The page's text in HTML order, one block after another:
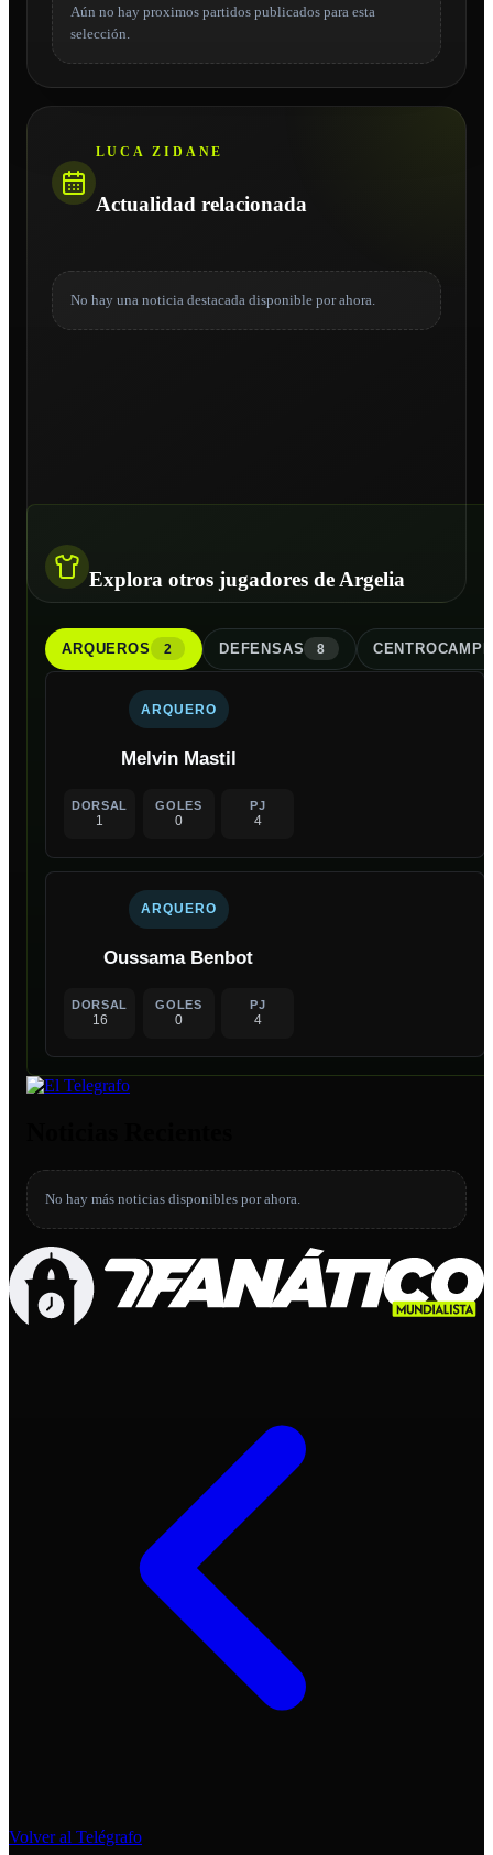
Aún no hay proximos partidos publicados para esta
selección.
LUCA ZIDANE
Actualidad relacionada
No hay una noticia destacada disponible por ahora.
Explora otros jugadores de Argelia
ARQUEROS 2 DEFENSAS 8
ARQUERO
Melvin Mastil
DORSAL
1
GOLES
0
PJ
4
ARQUERO
Oussama Benbot
DORSAL
16
GOLES
0
PJ
4
No hay más noticias disponibles por ahora.
Volver al Telégrafo